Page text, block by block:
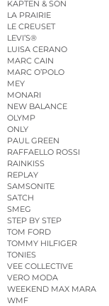
KAPTEN & SON
LA PRAIRIE
LE CREUSET
LEVI’S®
LUISA CERANO
MARC CAIN
MARC O’POLO
MEY
MONARI
NEW BALANCE
OLYMP
ONLY
PAUL GREEN
RAFFAELLO ROSSI
RAINKISS
REPLAY
SAMSONITE
SATCH
SMEG
STEP BY STEP
TOM FORD
TOMMY HILFIGER
TONIES
VEE COLLECTIVE
VERO MODA
WEEKEND MAX MARA
WMF